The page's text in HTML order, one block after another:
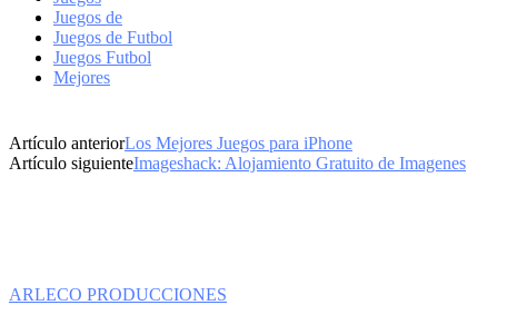
Juegos de
Juegos de Futbol
Juegos Futbol
Mejores
Artículo anteriorLos Mejores Juegos para iPhone
Artículo siguienteImageshack: Alojamiento Gratuito de Imagenes
ARLECO PRODUCCIONES